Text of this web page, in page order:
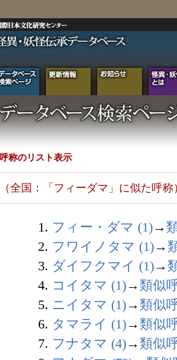
呼称のリスト表示
（全国：「フィーダマ」に似た呼称
1. フィー・ダマ (1)→
2. フワイノタマ (1)→
3. ダイフクマイ (1)→
4. コイタマ (1)→ 類似
5. ニイタマ (1)→ 類似
6. タマライ (1)→ 類似
7. フナタマ (4)→ 類似